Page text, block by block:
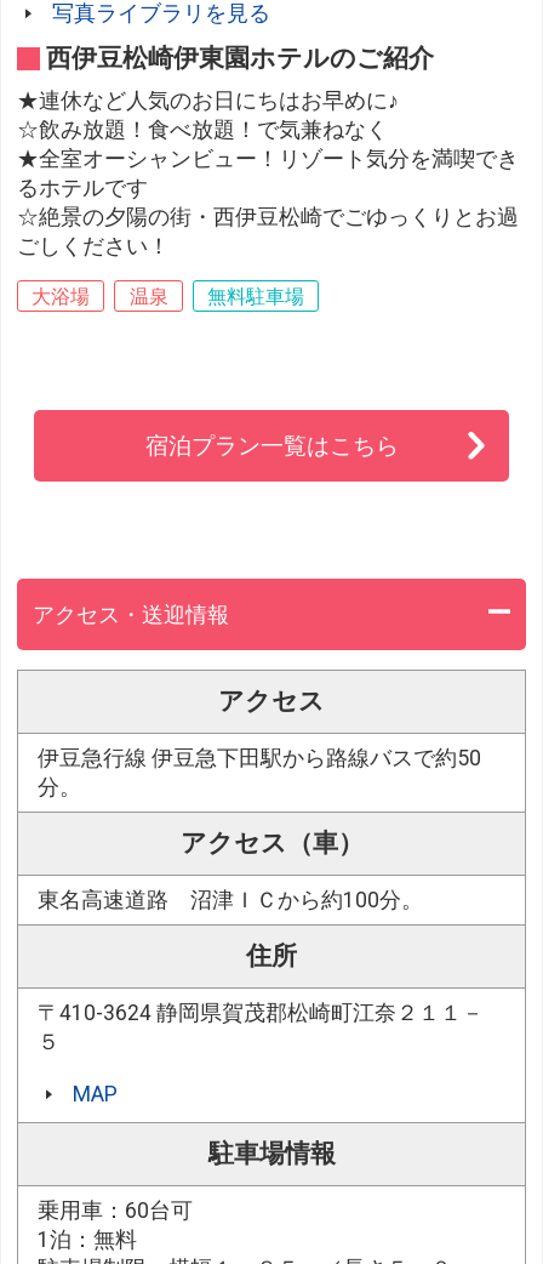
写真ライブラリを見る
西伊豆松崎伊東園ホテルのご紹介
★連休など人気のお日にちはお早めに♪
☆飲み放題！食べ放題！で気兼ねなく
★全室オーシャンビュー！リゾート気分を満喫でき
るホテルです
☆絶景の夕陽の街・西伊豆松崎でごゆっくりとお過
ごしください！
大浴場 温泉 無料駐車場
宿泊プラン一覧はこちら
アクセス・送迎情報
アクセス
伊豆急行線 伊豆急下田駅から路線バスで約50
分。
アクセス（車）
東名高速道路 沼津ＩＣから約100分。
住所
〒410-3624 静岡県賀茂郡松崎町江奈２１１－
５
MAP
駐車場情報
乗用車：60台可
1泊：無料